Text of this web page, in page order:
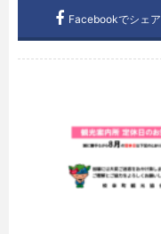
Facebookでシェア